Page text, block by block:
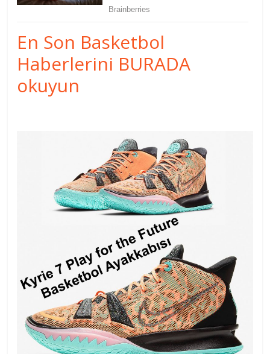
En Son Basketbol
Haberlerini BURADA
okuyun